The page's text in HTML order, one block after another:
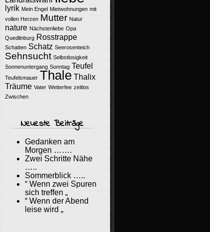
lyrik Mein Engel Mietwohnungen mit
vollen Herzen Mutter Natur
nature Nächstenliebe Opa
Quedlinburg Rosstrappe
Schatten Schatz Seerosenteich
Sehnsucht Selbstlosigkeit
Sonnenuntergang Sonntag Teufel
Teufelsmauer Thale Thalix
Träume Vater Wetterfee zeitlos
Zwischen
Neueste Beiträge
Gedanken am
Morgen …….
Zwei Schritte Nähe
…..
Sommerblick …..
“ Wenn zwei Spuren
sich treffen „
“ Wenn der Abend
leise wird „